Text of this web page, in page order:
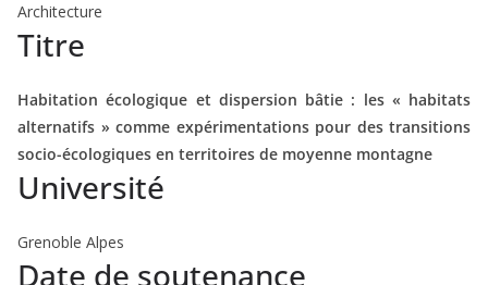
Architecture
Titre
Habitation écologique et dispersion bâtie : les « habitats
alternatifs » comme expérimentations pour des transitions
socio-écologiques en territoires de moyenne montagne
Université
Grenoble Alpes
Date de soutenance